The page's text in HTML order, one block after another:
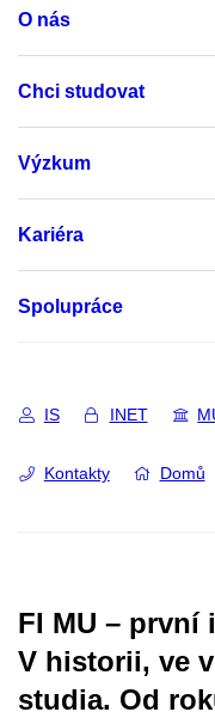
O nás
Chci studovat
Výzkum
Kariéra
Spolupráce
IS INET
Kontakty Domů
FI MU – první
V historii, ve
studia. Od